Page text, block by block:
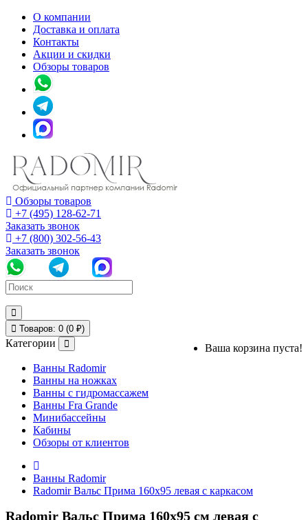
О компании
Доставка и оплата
Контакты
Акции и скидки
Обзоры товаров
Обзоры товаров
+7 (495) 128-62-71
Заказать звонок
+7 (800) 302-56-43
Заказать звонок
Товаров: 0 (0 ₽)
Ваша корзина пуста!
Категории
Ванны Radomir
Ванны на ножках
Ванны с гидромассажем
Ванны Fra Grande
Минибассейны
Кабины
Обзоры от клиентов
Ванны Radomir
Radomir Вальс Прима 160х95 левая с каркасом
Radomir Вальс Прима 160х95 см левая с